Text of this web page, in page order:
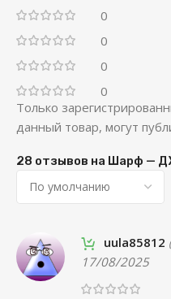
0
0
0
0
28 отзывов на Шарф —
uula85812
17/08/2025
Только
данный товар, могут